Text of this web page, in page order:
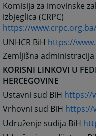
Komisija za imovinske
izbjeglica (CRPC)
https://
UNHCR BiH https://
Zemljišna administracija
KORISNI LINKOVI U
HERCEGOVINE
Ustavni sud BiH https://
Vrhovni sud BiH https://
Udruženje sudija BiH